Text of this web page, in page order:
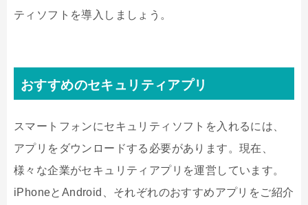
ティソフトを導入しましょう。
おすすめのセキュリティアプリ
スマートフォンにセキュリティソフトを入れるには、
アプリをダウンロードする必要があります。現在、
様々な企業がセキュリティアプリを運営しています。
iPhoneと Android
、それぞれのおすすめアプリをご紹介